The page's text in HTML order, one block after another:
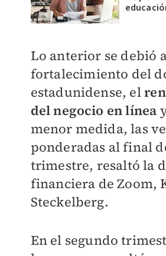
Lo anterior se debió
fortalecimiento del
estadunidense, el
del negocio en línea
menor medida, las
ponderadas al final
trimestre, resaltó la
financiera de Zoom,
Steckelberg.
En el segundo